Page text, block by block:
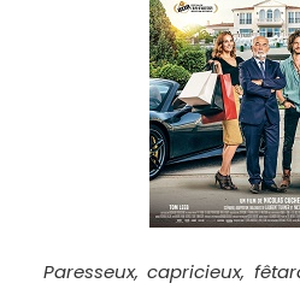
Paresseux, capricieux,